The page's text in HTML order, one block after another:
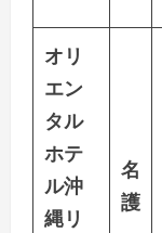
オリ
エン
タル
ホテ
ル沖
縄リ
名
護